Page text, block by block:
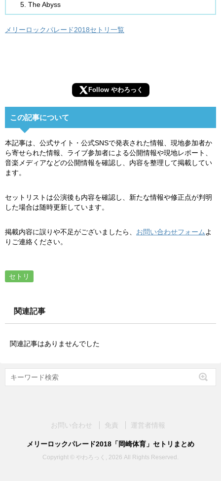
The Abyss
メリーロックパレード2018セトリ一覧
Follow やわろっく
この記事について
本記事は、公式サイト・公式SNSで発表された情報、現地参加者か
ら寄せられた情報、ライブ参加者による公開情報や現地レポート、
音楽メディアなどの公開情報を確認し、内容を整理して掲載してい
ます。
セットリストは公演後も内容を確認し、新たな情報や修正点が判明
した場合は随時更新しています。
掲載内容に誤りや不足がございましたら、 お問い合わせフォーム よ
りご連絡ください。
セトリ
関連記事
関連記事はありませんでした
お問い合わせ 免責 運営者情報
メリーロックパレード2018「岡崎体育」セトリまとめ
Copyright © やわろっく, 2026 All Rights Reserved.